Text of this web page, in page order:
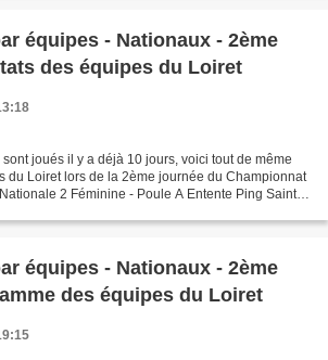
équipes - Nationaux - 2ème
des équipes du Loiret
joués il y a déjà 10 jours, voici tout de même
du Loiret lors de la 2ème journée du Championnat
2 Féminine - Poule A Entente Ping Saint-
équipes - Nationaux - 2ème
des équipes du Loiret